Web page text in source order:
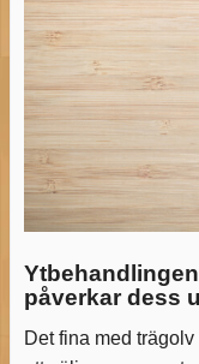
påverkar dess
Det fina med